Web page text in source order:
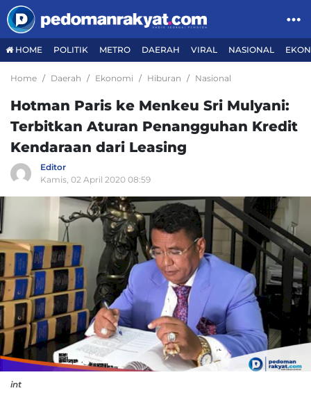
HOME POLITIK METRO DAERAH VIRAL NASIONAL
Home Daerah Ekonomi Hiburan Nasional
Hotman Paris ke Menkeu Sri Mulyani:
Terbitkan Aturan Penangguhan Kredit
Kendaraan dari Leasing
Editor
Kamis, 02 April 2020 08:59
int